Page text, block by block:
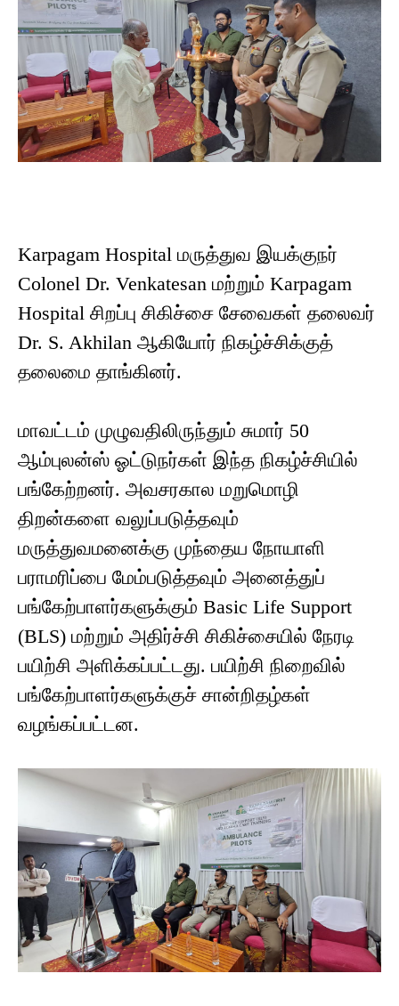
Karpagam Hospital மருத்துவ இயக்குநர்
Colonel Dr. Venkatesan மற்றும் Karpagam
Hospital சிறப்பு சிகிச்சை சேவைகள் தலைவர்
Dr. S. Akhilan ஆகியோர் நிகழ்ச்சிக்குத்
தலைமை தாங்கினர்.
மாவட்டம் முழுவதிலிருந்தும் சுமார் 50
ஆம்புலன்ஸ் ஓட்டுநர்கள் இந்த நிகழ்ச்சியில்
பங்கேற்றனர். அவசரகால மறுமொழி
திறன்களை வலுப்படுத்தவும்
மருத்துவமனைக்கு முந்தைய நோயாளி
பராமரிப்பை மேம்படுத்தவும் அனைத்துப்
பங்கேற்பாளர்களுக்கும் Basic Life Support
(BLS) மற்றும் அதிர்ச்சி சிகிச்சையில் நேரடி
பயிற்சி அளிக்கப்பட்டது. பயிற்சி நிறைவில்
பங்கேற்பாளர்களுக்குச் சான்றிதழ்கள்
வழங்கப்பட்டன.